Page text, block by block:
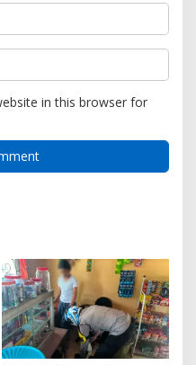
in this browser for